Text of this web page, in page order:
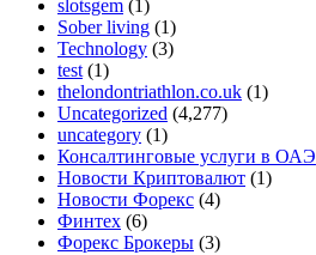
slotsgem (1)
Sober living (1)
Technology (3)
test (1)
thelondontriathlon.co.uk (1)
Uncategorized (4,277)
uncategory (1)
Консалтинговые услуги в ОАЭ
Новости Криптовалют (1)
Новости Форекс (4)
Финтех (6)
Форекс Брокеры (3)